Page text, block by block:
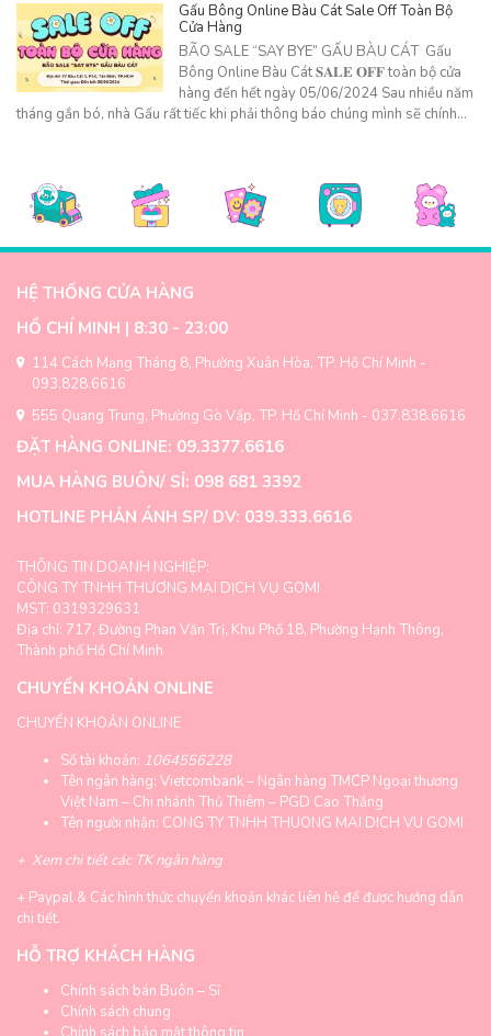
Gấu Bông Online Bàu Cát Sale Off Toàn Bộ
Cửa Hàng
BÃO SALE “SAY BYE” GẤU BÀU CÁT Gấu
Bông Online Bàu Cát 𝐒𝐀𝐋𝐄 𝐎𝐅𝐅 toàn bộ cửa
hàng đến hết ngày 05/06/2024 Sau nhiều năm
tháng gắn bó, nhà Gấu rất tiếc khi phải thông báo chúng mình sẽ chính…
HỆ THỐNG CỬA HÀNG
HỒ CHÍ MINH | 8:30 - 23:00
114 Cách Mạng Tháng 8, Phường Xuân Hòa, TP. Hồ Chí Minh -
093.828.6616
555 Quang Trung, Phường Gò Vấp, TP. Hồ Chí Minh - 037.838.6616
ĐẶT HÀNG ONLINE: 09.3377.6616
MUA HÀNG BUÔN/ SỈ: 098 681 3392
HOTLINE PHẢN ÁNH SP/ DV: 039.333.6616
THÔNG TIN DOANH NGHIỆP:
CÔNG TY TNHH THƯƠNG MẠI DỊCH VỤ GOMI
MST: 0319329631
Địa chỉ: 717, Đường Phan Văn Trị, Khu Phố 18, Phường Hạnh Thông,
Thành phố Hồ Chí Minh
CHUYỂN KHOẢN ONLINE
CHUYỂN KHOẢN ONLINE
Số tài khoản: 1064556228
Tên ngân hàng: Vietcombank – Ngân hàng TMCP Ngoại thương
Việt Nam – Chi nhánh Thủ Thiêm – PGD Cao Thắng
Tên người nhận: CONG TY TNHH THUONG MAI DICH VU GOMI
+ Xem chi tiết các TK ngân hàng
+ Paypal & Các hình thức chuyển khoản khác liên hệ để được hướng dẫn
chi tiết.
HỖ TRỢ KHÁCH HÀNG
Chính sách bán Buôn – Sỉ
Chính sách chung